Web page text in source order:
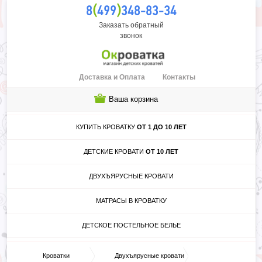
8(499)348-83-34
Заказать обратный
звонок
Доставка и Оплата Контакты
Ваша корзина
КУПИТЬ КРОВАТКУ ОТ 1 ДО 10 ЛЕТ
ДЕТСКИЕ КРОВАТИ ОТ 10 ЛЕТ
ДВУХЪЯРУСНЫЕ КРОВАТИ
МАТРАСЫ В КРОВАТКУ
ДЕТСКОЕ ПОСТЕЛЬНОЕ БЕЛЬЕ
Кроватки Двухъярусные кровати